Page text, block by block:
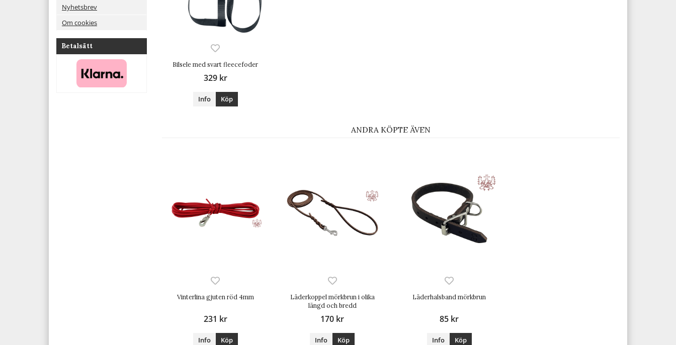
Nyhetsbrev
Om cookies
Betalsätt
Bilsele med svart fleecefoder
329 kr
Info Köp
ANDRA KÖPTE ÄVEN
Vinterlina gjuten röd 4mm
231 kr
Info Köp
Läderkoppel mörkbrun i olika
längd och bredd
170 kr
Info Köp
Läderhalsband mörkbrun
85 kr
Info Köp